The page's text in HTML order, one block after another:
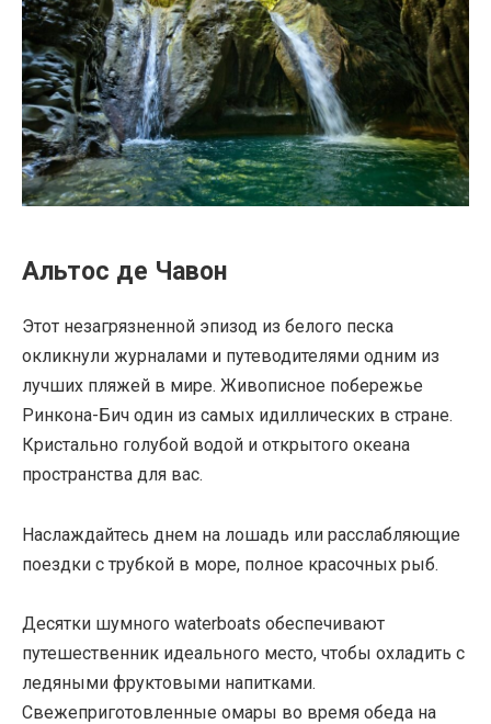
Альтос де Чавон
Этот незагрязненной эпизод из белого песка
окликнули журналами и путеводителями одним из
лучших пляжей в мире. Живописное побережье
Ринкона-Бич один из самых идиллических в стране.
Кристально голубой водой и открытого океана
пространства для вас.
Наслаждайтесь днем ​​на лошадь или расслабляющие
поездки с трубкой в ​​море, полное красочных рыб.
Десятки шумного waterboats обеспечивают
путешественник идеального место, чтобы охладить с
ледяными фруктовыми напитками.
Свежеприготовленные омары во время обеда на